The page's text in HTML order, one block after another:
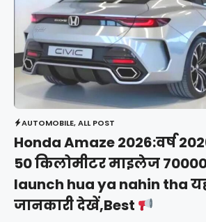
AUTOMOBILE,ALL POST
Honda Amaze 2026:वर्ष
50 किलोमीटर माइलेज
launch hua ya nahin tha
जानकारी देखें,Best